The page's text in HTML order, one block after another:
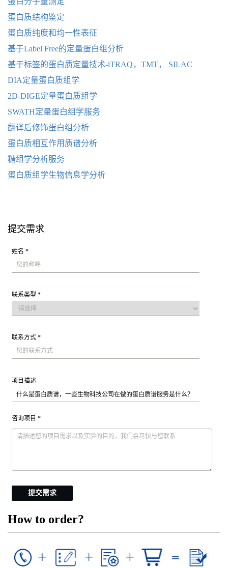
蛋白质结构鉴定
蛋白质纯度和均一性表征
基于Label Free的定量蛋白组分析
基于标签的蛋白质定量技术-iTRAQ，TMT， SILAC
DIA定量蛋白质组学
2D-DIGE定量蛋白质组学
SWATH定量蛋白组学服务
翻译后修饰蛋白组分析
蛋白质相互作用质谱分析
糖组学分析服务
蛋白质组学生物信息学分析
提交需求
姓名 *
联系类型 *
联系方式 *
项目描述
咨询项目 *
提交需求
How to order?